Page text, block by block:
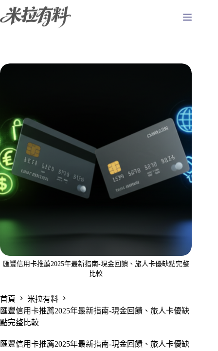
至
容
匯豐信用卡推薦2025年最新指南-現金回饋、旅人卡優缺點完整
比較
首頁
米拉有料
匯豐信用卡推薦2025年最新指南-現金回饋、旅人卡優缺
點完整比較
匯豐信用卡推薦2025年最新指南-現金回饋、旅人卡優缺